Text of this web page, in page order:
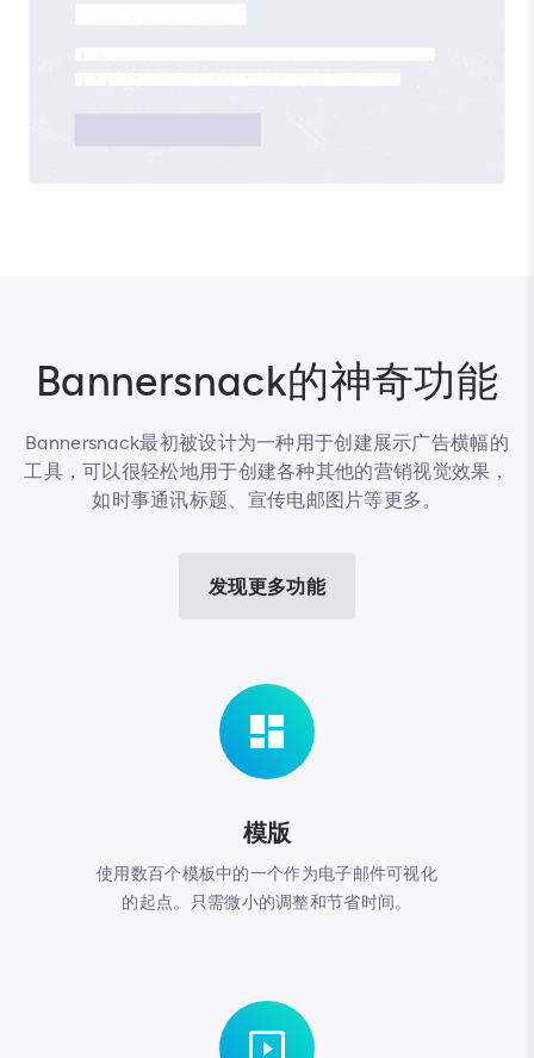
Bannersnack的神奇功能
Bannersnack最初被设计为一种用于创建展示广告横幅的
工具，可以很轻松地用于创建各种其他的营销视觉效果，
如时事通讯标题、宣传电邮图片等更多。
发现更多功能
模版
使用数百个模板中的一个作为电子邮件可视化
的起点。只需微小的调整和节省时间。